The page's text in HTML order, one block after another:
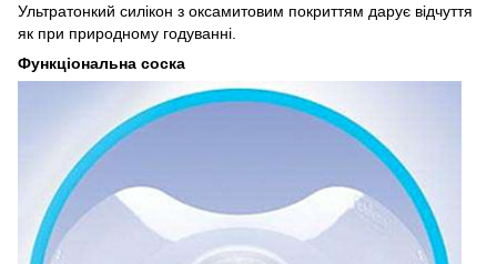
Ультратонкий силікон з оксамитовим покриттям дарує відчуття
як при природному годуванні.
Функціональна соска